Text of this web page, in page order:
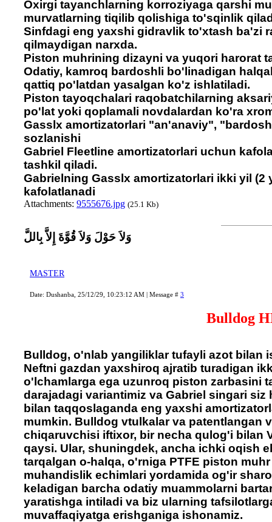
Oxirgi tayanchlarning korroziyaga qarshi
murvatlarning tiqilib qolishiga to'sqinlik
Sinfdagi eng yaxshi gidravlik to'xtash ba'zi
qilmaydigan narxda.
Piston muhrining dizayni va yuqori harorat
Odatiy, kamroq bardoshli bo'linadigan
qattiq po'latdan yasalgan ko'z ishlatiladi.
Piston tayoqchalari raqobatchilarning
po'lat yoki qoplamali novdalardan ko'ra
Gasslx amortizatorlari "an'anaviy",
sozlanishi
Gabriel Fleetline amortizatorlari uchun
tashkil qiladi.
Gabrielning Gasslx amortizatorlari ikki yil (2
kafolatlanadi
Attachments: 9555676.jpg (25.1 Kb)
وَلاَ حَوْلَ وَلاَ قُوَّةَ إِلاَّ بِاللَّ
MASTER
Date: Dushanba, 25/12/29, 10:23:12 AM | Message # 3
Bulldog
Bulldog, o'nlab yangiliklar tufayli azot bilan
Neftni gazdan yaxshiroq ajratib turadigan
o'lchamlarga ega uzunroq piston zarbasini
darajadagi variantimiz va Gabriel singari
bilan taqqoslaganda eng yaxshi
mumkin. Bulldog vtulkalar va patentlangan
chiqaruvchisi iftixor, bir necha qulog'i bilan
qaysi. Ular, shuningdek, ancha ichki oqish
tarqalgan o-halqa, o'rniga PTFE piston
muhandislik echimlari yordamida og'ir
keladigan barcha odatiy muammolarni
yaratishga intiladi va biz ularning
muvaffaqiyatga erishganiga ishonamiz.